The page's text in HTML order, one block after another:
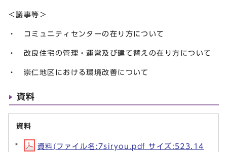
＜議事等＞
・ コミュニティセンターの在り方について
・ 改良住宅の管理・運営及び建て替えの在り方について
・ 崇仁地区における環境改善について
資料
資料
資料(ファイル名:7siryou.pdf サイズ:523.14